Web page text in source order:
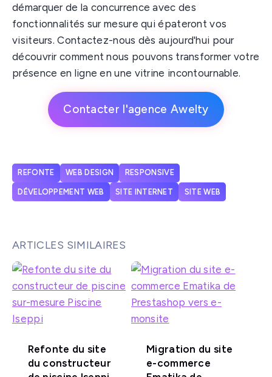
démarquer de la concurrence avec des
fonctionnalités sur mesure qui épateront vos
visiteurs. Contactez-nous dès aujourd'hui pour
découvrir comment nous pouvons transformer votre
présence en ligne en une vitrine incontournable.
Contacter l'agence Awelty
REFONTE WEB DESIGN RESPONSIVE
DÉVELOPPEMENT WEB SITE INTERNET SITE WEB
ARTICLES SIMILAIRES
Refonte du site
du constructeur
Migration du site
e-commerce